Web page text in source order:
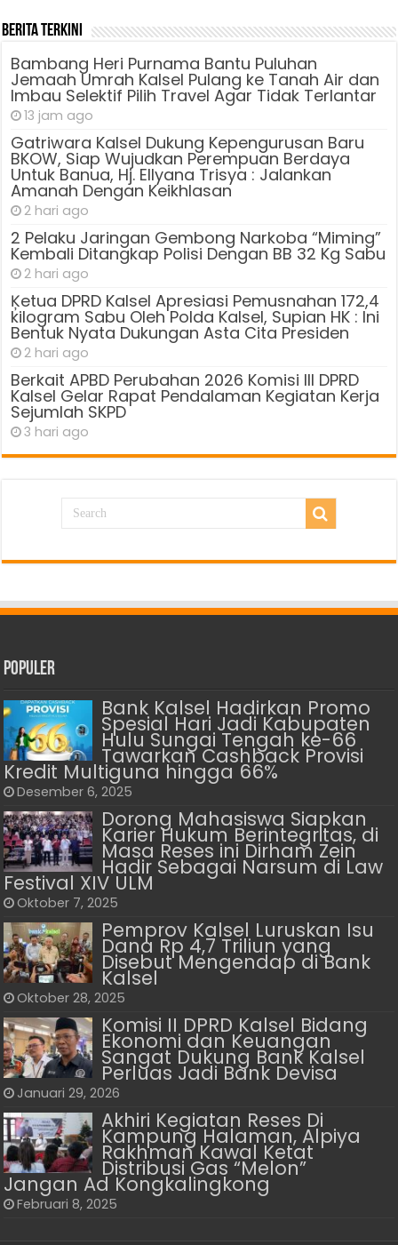
Berita Terkini
Bambang Heri Purnama Bantu Puluhan
Jemaah Umrah Kalsel Pulang ke Tanah Air dan
Imbau Selektif Pilih Travel Agar Tidak Terlantar
13 jam ago
Gatriwara Kalsel Dukung Kepengurusan Baru
BKOW, Siap Wujudkan Perempuan Berdaya
Untuk Banua, Hj. Ellyana Trisya : Jalankan
Amanah Dengan Keikhlasan
2 hari ago
2 Pelaku Jaringan Gembong Narkoba “Miming”
Kembali Ditangkap Polisi Dengan BB 32 Kg Sabu
2 hari ago
Ķetua DPRD Kalsel Apresiasi Pemusnahan 172,4
kilogram Sabu Oleh Polda Kalsel, Supian HK : Ini
Bentuk Nyata Dukungan Asta Cita Presiden
2 hari ago
Berkait APBD Perubahan 2026 Komisi III DPRD
Kalsel Gelar Rapat Pendalaman Kegiatan Kerja
Sejumlah SKPD
3 hari ago
Populer
Bank Kalsel Hadirkan Promo
Spesial Hari Jadi Kabupaten
Hulu Sungai Tengah ke-66
Tawarkan Cashback Provisi
Kredit Multiguna hingga 66%
Desember 6, 2025
Dorong Mahasiswa Siapkan
Karier Hukum Berintegritas, di
Masa Reses ini Dirham Zein
Hadir Sebagai Narsum di Law
Festival XIV ULM
Oktober 7, 2025
Pemprov Kalsel Luruskan Isu
Dana Rp 4,7 Triliun yang
Disebut Mengendap di Bank
Kalsel
Oktober 28, 2025
Komisi II DPRD Kalsel Bidang
Ekonomi dan Keuangan
Sangat Dukung Bank Kalsel
Perluas Jadi Bank Devisa
Januari 29, 2026
Akhiri Kegiatan Reses Di
Kampung Halaman, Alpiya
Rakhman Kawal Ketat
Distribusi Gas “Melon”
Jangan Ad Kongkalingkong
Februari 8, 2025